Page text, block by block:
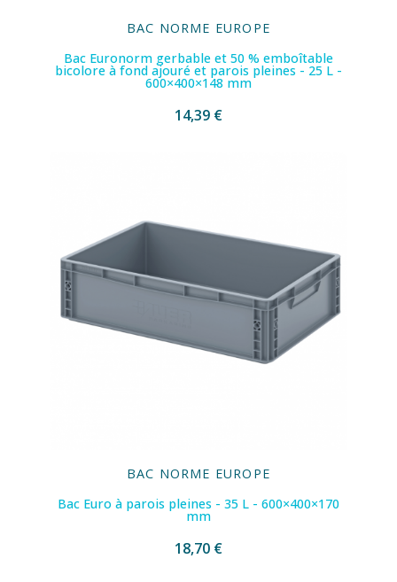
BAC NORME EUROPE
Bac Euronorm gerbable et 50 % emboîtable
bicolore à fond ajouré et parois pleines - 25 L -
600×400×148 mm
14,39 €
BAC NORME EUROPE
Bac Euro à parois pleines - 35 L - 600×400×170
mm
18,70 €